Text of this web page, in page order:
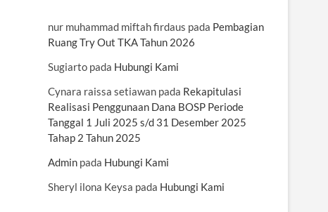
nur muhammad miftah firdaus pada Pembagian
Ruang Try Out TKA Tahun 2026
Sugiarto pada Hubungi Kami
Cynara raissa setiawan pada Rekapitulasi
Realisasi Penggunaan Dana BOSP Periode
Tanggal 1 Juli 2025 s/d 31 Desember 2025
Tahap 2 Tahun 2025
Admin pada Hubungi Kami
Sheryl ilona Keysa pada Hubungi Kami